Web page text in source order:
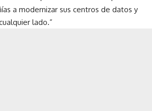
a modernizar sus centros de datos y
lado.”